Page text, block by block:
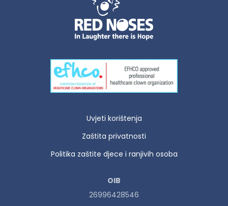
Uvjeti korištenja
Zaštita privatnosti
Politika zaštite djece i ranjivih osoba
OIB
26996428546